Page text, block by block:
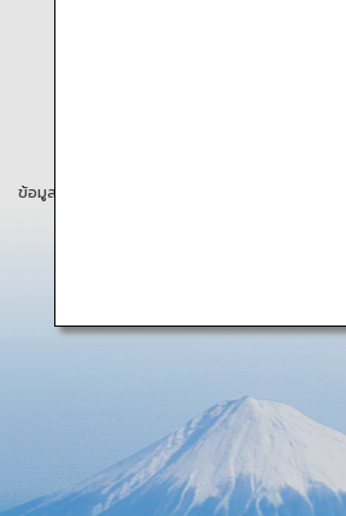
ข้อมูลในหน้าเว็บนี้เป็นข้อมูล ณ เดือนกรกฎาคม 2023